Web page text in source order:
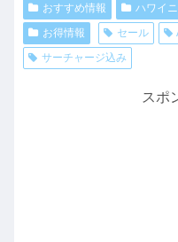
おすすめ情報 ハワイ
お得情報
セール
サーチャージ込み
スポ